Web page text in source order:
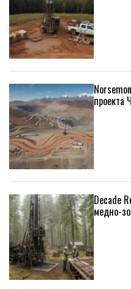
проекта
Decade
медно-